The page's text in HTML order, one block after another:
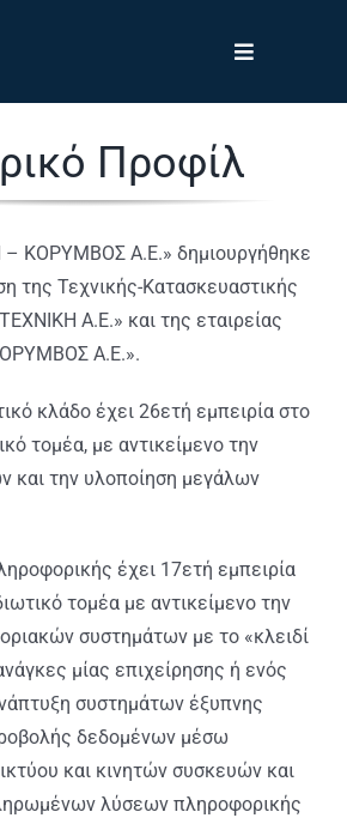
Toggle
Προφίλ
– ΚΟΡΥΜΒΟΣ Α.Ε.» δημιουργήθηκε
της Τεχνικής-Κατασκευαστικής
Α.Ε.» και της εταιρείας
Α.Ε.».
κλάδο έχει 26ετή εμπειρία στο
τομέα, με αντικείμενο την
και την υλοποίηση μεγάλων
έχει 17ετή εμπειρία
τομέα με αντικείμενο την
συστημάτων με το «κλειδί
μίας επιχείρησης ή ενός
συστημάτων έξυπνης
δεδομένων μέσω
και κινητών συσκευών και
λύσεων πληροφορικής